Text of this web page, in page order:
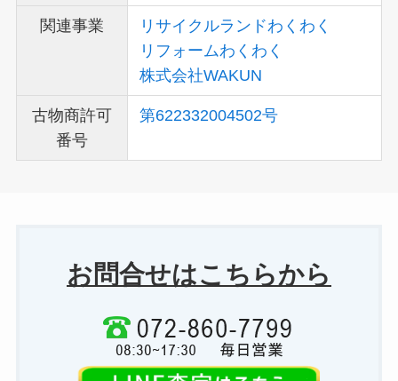
関連事業
リサイクルランドわくわく
リフォームわくわく
株式会社WAKUN
古物商許可
番号
第622332004502号
お問合せはこちらから